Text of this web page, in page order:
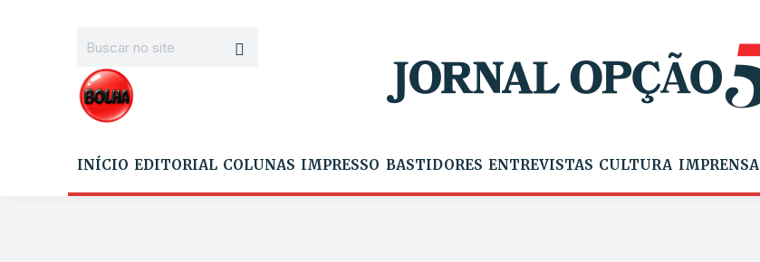
INÍCIO EDITORIAL COLUNAS IMPRESSO BASTIDORES ENTREVISTAS CULTURA IMPRENSA